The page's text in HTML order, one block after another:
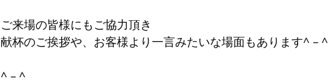
ご来場の皆様にもご協力頂き
献杯のご挨拶や、お客様より一言みたいな場面もあります^ – ^
^ – ^